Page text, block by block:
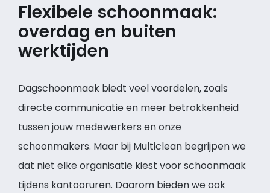
Flexibele schoonmaak:
overdag en buiten
werktijden
Dagschoonmaak biedt veel voordelen, zoals
directe communicatie en meer betrokkenheid
tussen jouw medewerkers en onze
schoonmakers. Maar bij Multiclean begrijpen we
dat niet elke organisatie kiest voor schoonmaak
tijdens kantooruren. Daarom bieden we ook